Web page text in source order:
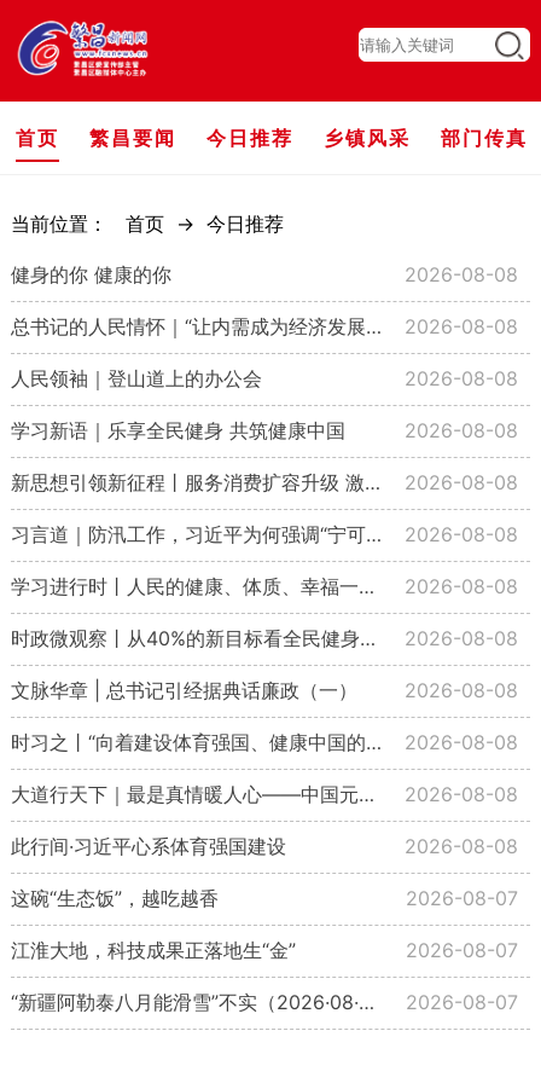
首页 繁昌要闻 今日推荐 乡镇风采 部门传真
当前位置： 首页 -> 今日推荐
健身的你 健康的你 2026-08-08
总书记的人民情怀｜“让内需成为经济发展的主动力” 2026-08-08
人民领袖｜登山道上的办公会 2026-08-08
学习新语｜乐享全民健身 共筑健康中国 2026-08-08
新思想引领新征程丨服务消费扩容升级 激发内需新活力 2026-08-08
习言道｜防汛工作，习近平为何强调“宁可十防九空”？ 2026-08-08
学习进行时丨人民的健康、体质、幸福一脉相承 2026-08-08
时政微观察丨从40%的新目标看全民健身事业高质量发展 2026-08-08
文脉华章 | 总书记引经据典话廉政（一） 2026-08-08
时习之丨“向着建设体育强国、健康中国的目标不断迈进” 2026-08-08
大道行天下｜最是真情暖人心——中国元首外交的世界情怀与大国气派 2026-08-08
此行间·习近平心系体育强国建设 2026-08-08
这碗“生态饭”，越吃越香 2026-08-07
江淮大地，科技成果正落地生“金” 2026-08-07
“新疆阿勒泰八月能滑雪”不实（2026·08·07） 2026-08-07